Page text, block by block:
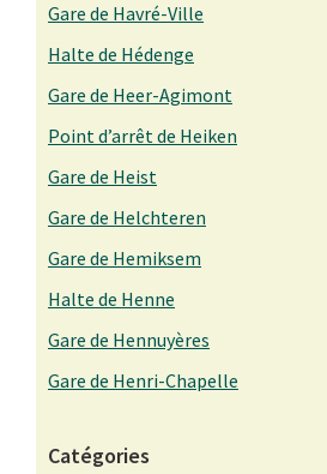
Gare de Havré-Ville
Halte de Hédenge
Gare de Heer-Agimont
Point d’arrêt de Heiken
Gare de Heist
Gare de Helchteren
Gare de Hemiksem
Halte de Henne
Gare de Hennuyères
Gare de Henri-Chapelle
Catégories